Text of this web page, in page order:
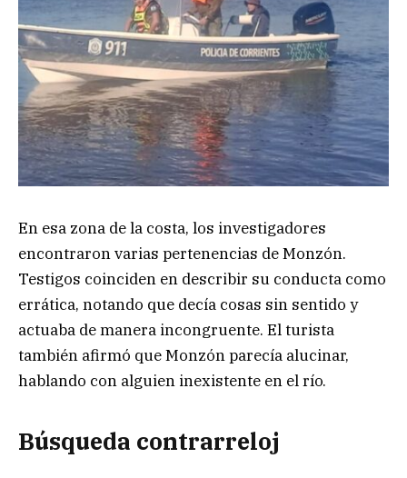
En esa zona de la costa, los investigadores
encontraron varias pertenencias de Monzón.
Testigos coinciden en describir su conducta como
errática, notando que decía cosas sin sentido y
actuaba de manera incongruente. El turista
también afirmó que Monzón parecía alucinar,
hablando con alguien inexistente en el río.
Búsqueda contrarreloj